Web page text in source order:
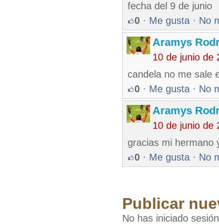
fecha del 9 de junio
0 · Me gusta · No
Aramys
10 de junio de
candela no me sale
0 · Me gusta · No
Aramys
10 de junio de
gracias mi hermano
0 · Me gusta · No
Publicar
No has iniciado